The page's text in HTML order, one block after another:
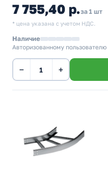
7 755,40 р.за 1 шт
* цена указана с учетом НДС.
Наличие
Авторизованному
− +